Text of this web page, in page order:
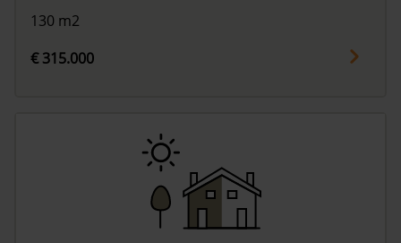
130 m2
€ 315.000